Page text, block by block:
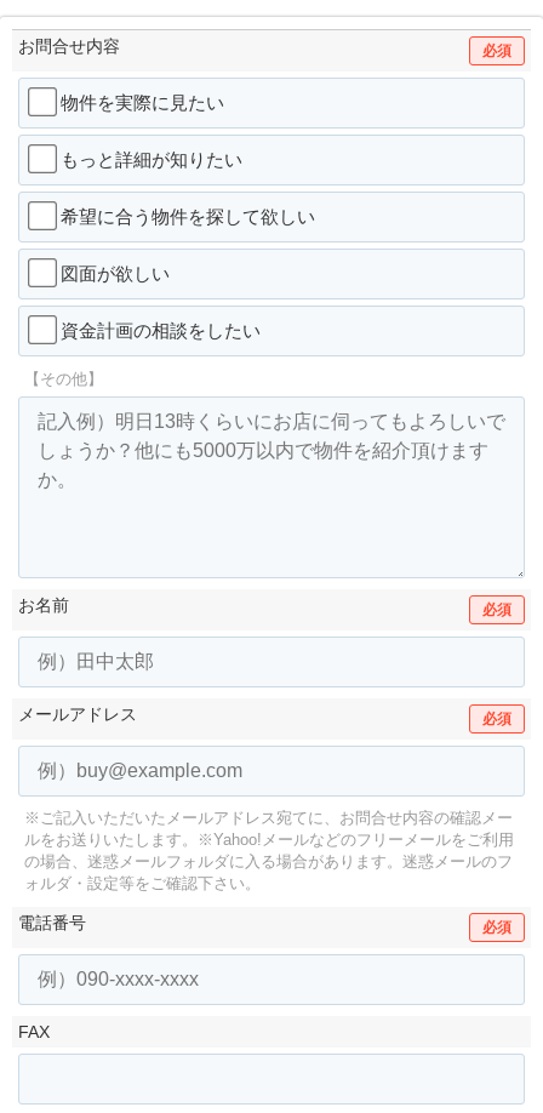
お問合せ内容 必須
物件を実際に見たい
もっと詳細が知りたい
希望に合う物件を探して欲しい
図面が欲しい
資金計画の相談をしたい
【その他】
お名前 必須
メールアドレス 必須
※ご記入いただいたメールアドレス宛てに、お問合せ内容の確認メー
ルをお送りいたします。
※Yahoo!メールなどのフリーメールをご利用
の場合、迷惑メールフォルダに入る場合があります。 迷惑メールのフ
ォルダ・設定等をご確認下さい。
電話番号 必須
FAX